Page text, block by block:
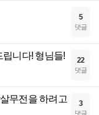
5
댓글
니다! 형님들! 22
댓글
무전을 하려고
3
댓글